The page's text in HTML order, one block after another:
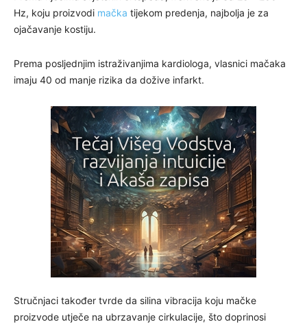
Hz, koju proizvodi mačka tijekom predenja, najbolja je za
ojačavanje kostiju.
Prema posljednjim istraživanjima kardiologa, vlasnici mačaka
imaju 40 od manje rizika da dožive infarkt.
Stručnjaci također tvrde da silina vibracija koju mačke
proizvode utječe na ubrzavanje cirkulacije, što doprinosi